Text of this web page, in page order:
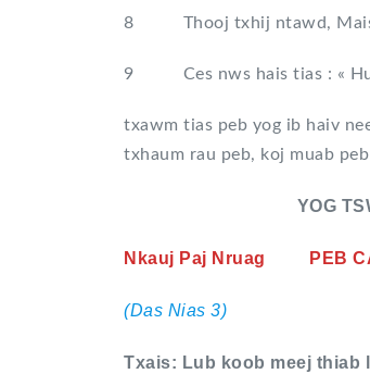
8 Thooj txhij ntawd, Mais
9 Ces nws hais tias : «
txawm tias peb yog ib haiv
txhaum rau peb, koj muab
YOG
Nkauj Paj Nruag PEB
(Das Nias 3)
Txais: Lub koob meej thiab